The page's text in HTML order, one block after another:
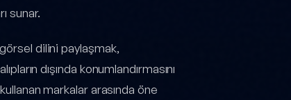
sunar.
dilini paylaşmak,
dışında konumlandırmasını
markalar arasında öne